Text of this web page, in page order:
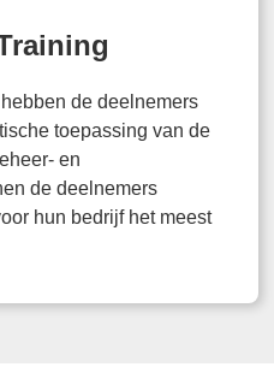
de deelnemers
toepassing van de
en
de deelnemers
hun bedrijf het meest